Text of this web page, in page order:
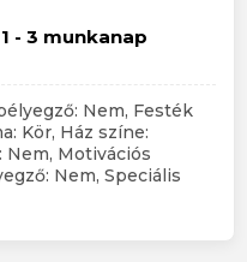
1 - 3 munkanap
Nem, Festék
Kör, Ház színe:
Nem, Motivációs
Nem, Speciális